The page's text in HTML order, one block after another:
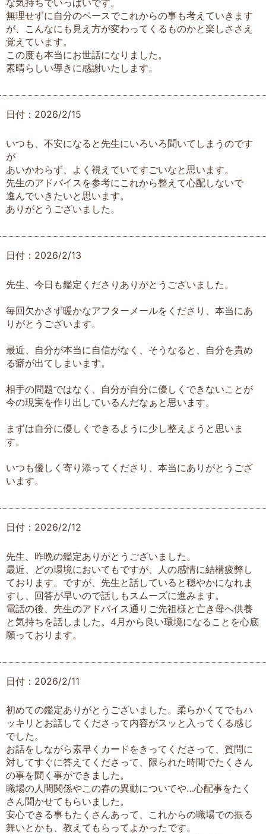
無理せずに自分のペースでこれからの事も考えていきます
が、こんなにも見え方が変わってくるものかと楽しささえ
覚えています。
この度も本当にお世話になりました。
素晴らしい導きに感謝いたします。
日付：2026/2/15
いつも、不安になると先生にいろいろ聞いてしまうのです
が
あいかわらず、よく視えていてすごいなと思います。
先生のアドバイスを参考にこれから整えて心配しないで
進んでいきたいと思います。
ありがとうございました。
日付：2026/2/13
先生、今日も鑑定くださりありがとうございました。
毎回欠かさず暖かなアフターメールをくださり、本当にあ
りがとうございます。
最近、自分が本当に自信がなく、そうなると、自分を責め
る癖が出てしまいます。
相手の問題ではなく、自分が自分に優しくできないことが
今の現実を作り出しているんだなぁと思います。
まずは自分に優しくできるように少し整えようと思いま
す。
いつも優しく寄り添ってくださり、本当にありがとうござ
います。
日付：2026/2/12
先生、昨晩の鑑定ありがとうございました。
最近、どの環境においてもですが、人の感情に結構疲弊し
ております。ですが、先生と話していると穏やかになれま
すし、回答が早いので話しもスムーズに進みます。
電話の後、先生のアドバイス通りご先祖様と亡き母へ供養
と気持ちを話しました。4月から良い環境になることを心底
願っております。
日付：2026/2/11
初めての鑑定ありがとうございました。柔らかくてでもハ
ッキリとお話してくださって内容がスッと入ってくる感じ
でした。
お話をしながら素早くカードをきってくださって、質問に
対してすぐに答えてくださって、限られた時間でたくさん
の事を聞く事ができました。
職場の人間関係やこの春の異動についてや…心配事をたく
さん聞かせてもらいました。
安心できる事もたくさんあって、これからの職場での振る
舞いとかも、教えてもらってよかったです。